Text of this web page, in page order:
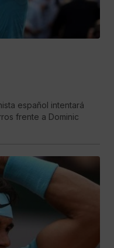
español intentará
frente a Dominic